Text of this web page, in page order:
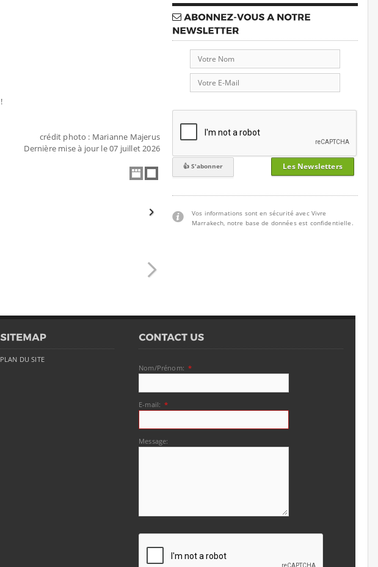
!
crédit photo : Marianne Majerus
Dernière mise à jour le 07 juillet 2026
Les Newsletters
Vos informations sont en sécurité avec Vivre
Marrakech, notre base de données est confidentielle.
PLAN DU SITE
Nom/Prénom: *
E-mail: *
Message: